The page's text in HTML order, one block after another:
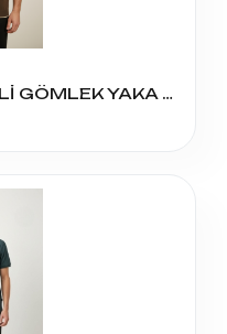
AVCI ERKEK TORU ÇİZGİLİ GÖMLEK YAKA FERMUARLI MODEL